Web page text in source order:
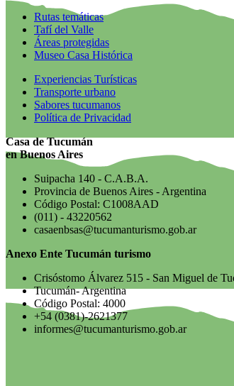
Rutas temáticas
Tafí del Valle
Áreas protegidas
Museo Casa Histórica
Experiencias Turísticas
Transporte urbano
Sabores tucumanos
Política de Privacidad
Casa de Tucumán
en Buenos Aires
Suipacha 140 - C.A.B.A.
Provincia de Buenos Aires - Argentina
Código Postal: C1008AAD
(011) - 43220562
casaenbsas@tucumanturismo.gob.ar
Anexo Ente Tucumán turismo
Crisóstomo Álvarez 515 - San Miguel de
Tucumán- Argentina
Código Postal: 4000
+54 (0381)-2621377
informes@tucumanturismo.gob.ar